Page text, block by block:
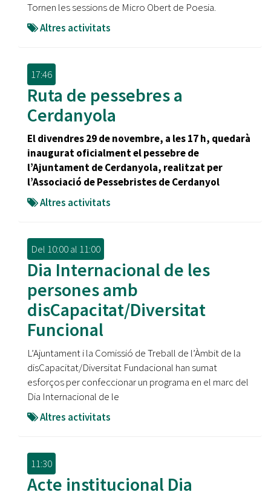
Tornen les sessions de Micro Obert de Poesia.
Altres activitats
17:46
Ruta de pessebres a
Cerdanyola
El divendres 29 de novembre, a les 17 h, quedarà
inaugurat oficialment el pessebre de
l’Ajuntament de Cerdanyola, realitzat per
l’Associació de Pessebristes de Cerdanyol
Altres activitats
Del 10:00al 11:00
Dia Internacional de les
persones amb
disCapacitat/Diversitat
Funcional
L’Ajuntament i la Comissió de Treball de l’Àmbit de la
disCapacitat/Diversitat Fundacional han sumat
esforços per confeccionar un programa en el marc del
Dia Internacional de le
Altres activitats
11:30
Acte institucional Dia